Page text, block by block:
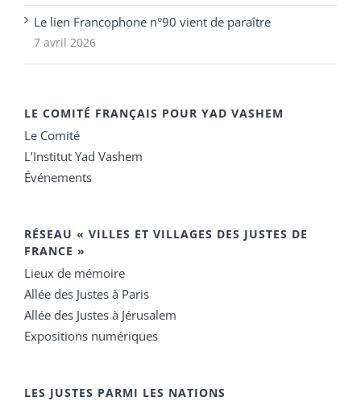
Le lien Francophone n°90 vient de paraître
7 avril 2026
LE COMITÉ FRANÇAIS POUR YAD VASHEM
Le Comité
L’Institut Yad Vashem
Événements
RÉSEAU « VILLES ET VILLAGES DES JUSTES DE
FRANCE »
Lieux de mémoire
Allée des Justes à Paris
Allée des Justes à Jérusalem
Expositions numériques
LES JUSTES PARMI LES NATIONS